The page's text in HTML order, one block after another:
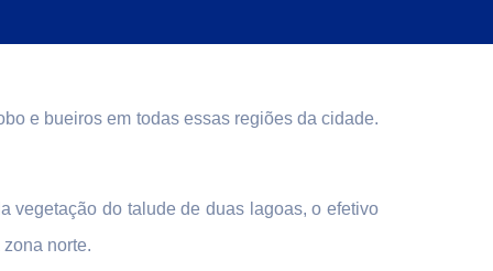
e bueiros em todas essas regiões da cidade.
vegetação do talude de duas lagoas, o efetivo
norte.